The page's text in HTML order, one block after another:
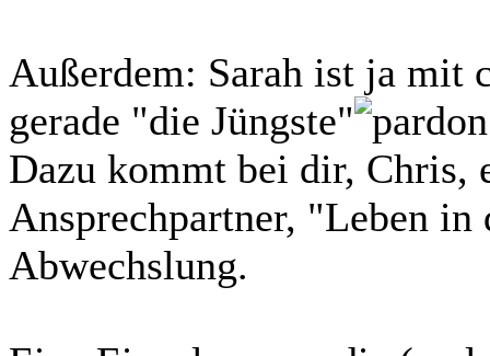
Außerdem: Sarah ist ja mit
gerade "die Jüngste"
Dazu kommt bei dir, Chris,
Ansprechpartner, "Leben
Abwechslung.